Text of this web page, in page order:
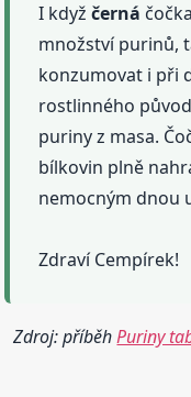
I kdyžčerná
množství purinů,
konzumovat i při
rostlinného
puriny z masa.
bílkovin plně
nemocným dnou
Zdraví Cempírek!
Zdroj: příběhPuriny